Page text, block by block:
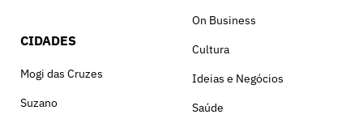
CIDADES
Mogi das Cruzes
Suzano
On Business
Cultura
Ideias e Negócios
Saúde